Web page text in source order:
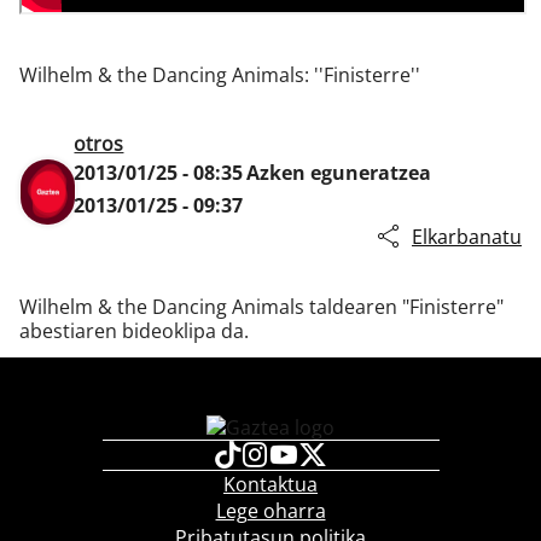
Wilhelm & the Dancing Animals: ''Finisterre''
otros
2013/01/25 - 08:35Azken eguneratzea
2013/01/25 - 09:37
Elkarbanatu
Wilhelm & the Dancing Animals taldearen "Finisterre"
abestiaren bideoklipa da.
Kontaktua
Lege oharra